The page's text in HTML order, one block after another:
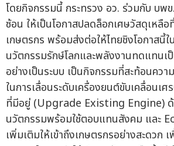
โดยกิจกรรมนี้ กระทรวง อว. ร่วมกับ บพ
ซ้อน ให้เป็นโอกาสปลดล็อกเศษวัสดุเหลื
เกษตรกร พร้อมส่งต่อให้ไทยชิงโอกาสนี้ใ
นวัตกรรมรักษ์โลกและพลังงานทดแทนเ
อย่างเป็นระบบ เป็นกิจกรรมที่สะท้อนคว
ในการเลื่อนระดับเครื่องยนต์ขับเคลื่อนเ
ที่มีอยู่ (Upgrade Existing Engine) ด้
นวัตกรรมพร้อมใช้ตอบแทนสังคม และ
เพิ่มเติมให้เข้าถึงเกษตรกรอย่างสะดวก